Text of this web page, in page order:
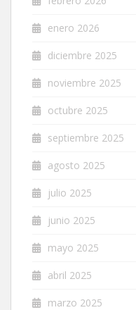
enero 2026
diciembre 2025
noviembre 2025
octubre 2025
septiembre 2025
agosto 2025
julio 2025
junio 2025
mayo 2025
abril 2025
marzo 2025